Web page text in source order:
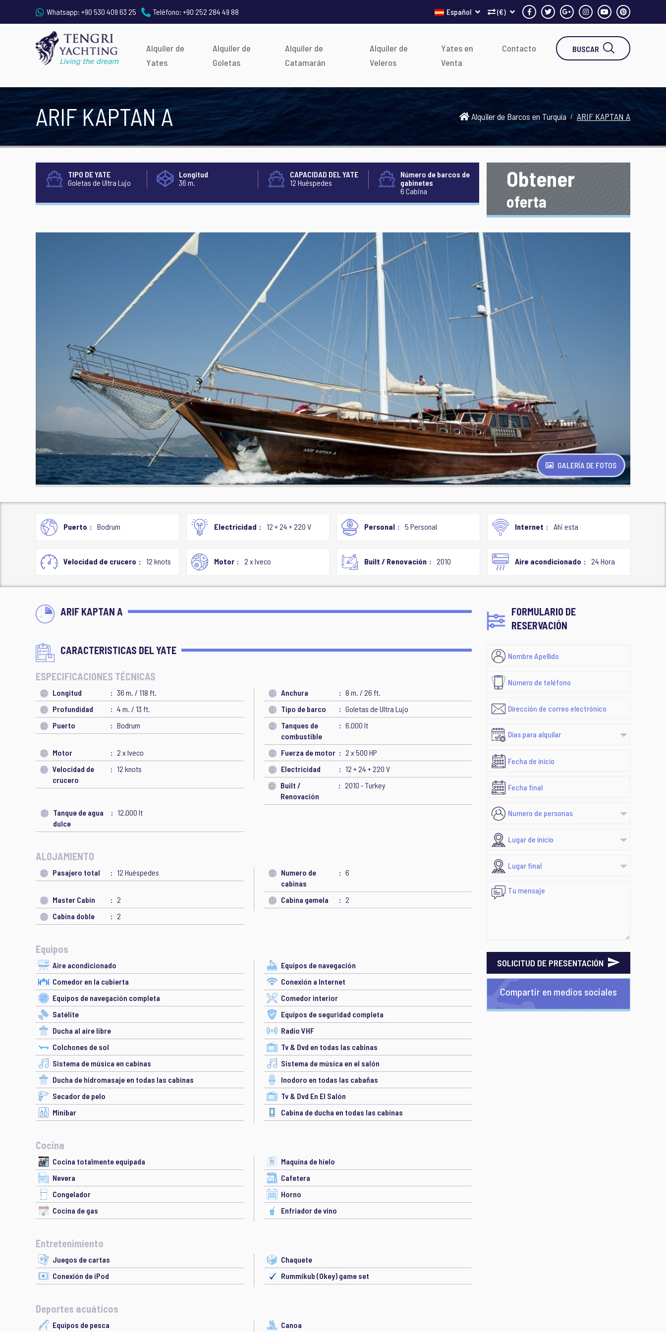
Whatsapp: +90 530 409 63 25 Teléfono: +90 252 284 49 88 (€)
Español
Alquiler de
Yates
Alquiler de
Goletas
Alquiler de
Catamarán
Alquiler de
Veleros
Yates en
Venta
Contacto BUSCAR
ARIF KAPTAN A Alquiler de Barcos en Turquía ARIF KAPTAN A
TIPO DE YATE
Goletas de Ultra Lujo
Longitud
36 m.
CAPACIDAD DEL YATE
12 Huéspedes
Número de barcos de
gabinetes
6 Cabina
Obtener
oferta
GALERÍA DE FOTOS
Puerto Bodrum Electricidad 12 + 24 + 220 V Personal 5 Personal Internet Ahi esta
Velocidad de crucero 12 knots Motor 2 x Iveco Built / Renovación 2010 Aire acondicionado 24 Hora
ARIF KAPTAN A
CARACTERISTICAS DEL YATE
ESPECIFICACIONES TÉCNICAS
Longitud 36 m. / 118 ft. Anchura
8 m. / 26 ft.
Profundidad
4 m. / 13 ft. Tipo de barco
Goletas de Ultra Lujo
Puerto
Bodrum
Tanques de
combustible
6.000 lt
Motor 2 x Iveco Fuerza de motor
2 x 500 HP
Velocidad de
crucero
12 knots Electricidad
12 + 24 + 220 V
Built /
Renovación
2010 - Turkey
Tanque de agua
dulce
12.000 lt
ALOJAMIENTO
Pasajero total 12 Huéspedes
Numero de
cabinas
6
Master Cabin 2 Cabina gemela
2
Cabina doble
2
Equipos
Aire acondicionado
Equipos de navegación
Comedor en la cubierta
Conexión a Internet
Equipos de navegación completa
Comedor interior
Satélite
Equipos de seguridad completa
Ducha al aire libre
Radio VHF
Colchones de sol
Tv & Dvd en todas las cabinas
Sistema de música en cabinas
Sistema de música en el salón
Ducha de hidromasaje en todas las cabinas
Inodoro en todas las cabañas
Secador de pelo
Tv & Dvd En El Salón
Minibar
Cabina de ducha en todas las cabinas
Cocina
Cocina totalmente equipada
Maquina de hielo
Nevera
Cafetera
Congelador
Horno
Cocina de gas
Enfriador de vino
Entretenimiento
Juegos de cartas
Chaquete
Conexión de iPod
Rummikub (Okey) game set
Deportes acuáticos
Equipos de pesca Canoa
FORMULARIO DE
RESERVACIÓN
SOLICITUD DE PRESENTACIÓN
Compartir en medios sociales